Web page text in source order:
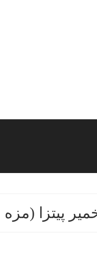
پیتزا (مزه